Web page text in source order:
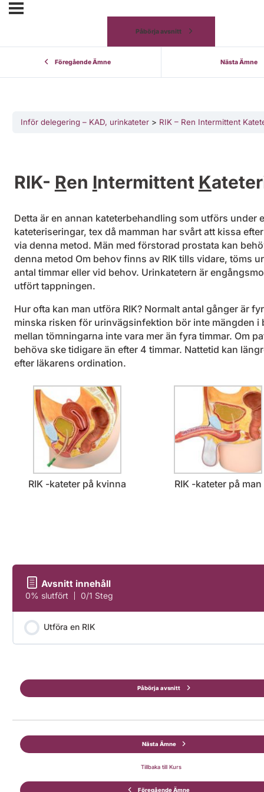
Påbörja avsnitt
Föregående Ämne Nästa Ämne
Inför delegering – KAD, urinkateter RIK – Ren Intermittent
RIK- Ren Intermittent K
Detta är en annan kateterbehandling som utförs under
kateteriseringar, tex då mamman har svårt att kissa
via denna metod. Män med förstorad prostata kan
denna metod Om behov finns av RIK tills vidare, töms
antal timmar eller vid behov. Urinkatetern är
utfört tappningen.
Hur ofta kan man utföra RIK? Normalt antal gånger är
minska risken för urinvägsinfektion bör inte mängden i
mellan tömningarna inte vara mer än fyra timmar. Om
behöva ske tidigare än efter 4 timmar. Nattetid kan
efter läkarens ordination.
RIK -kateter på kvinna RIK -kateter på man
Avsnitt innehåll
0% slutfört 0/1 Steg
Utföra en RIK
Påbörja avsnitt
Föregående Ämne
Tillbaka till Kurs
Nästa Ämne